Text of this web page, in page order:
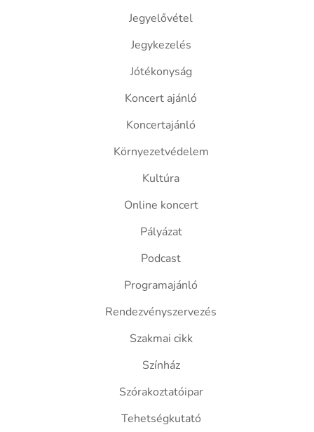
Jegyelővétel
Jegykezelés
Jótékonyság
Koncert ajánló
Koncertajánló
Környezetvédelem
Kultúra
Online koncert
Pályázat
Podcast
Programajánló
Rendezvényszervezés
Szakmai cikk
Színház
Szórakoztatóipar
Tehetségkutató